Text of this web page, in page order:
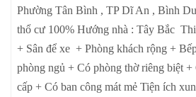
Phường Tân Bình , TP Dĩ An , Bình
thổ cư 100% Hướng nhà : Tây Bắc
+ Sân để xe + Phòng khách rộng +
phòng ngủ + Có phòng thờ riêng biệt +
cấp + Có ban công mát mẻ Tiện ích